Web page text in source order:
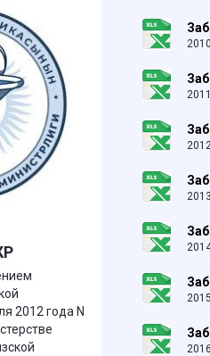
2012 года N